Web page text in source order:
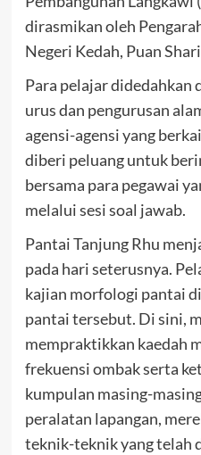
dirasmikan oleh
Negeri Kedah, Puan
Para pelajar didedahkan
urus dan pengurusan
agensi-agensi yang
diberi peluang untuk
bersama para pegawai
melalui sesi soal jawab.
Pantai Tanjung Rhu
pada hari seterusnya.
kajian morfologi pantai
pantai tersebut. Di sini,
mempraktikkan kaedah
frekuensi ombak serta
kumpulan masing-
peralatan lapangan,
teknik-teknik yang telah